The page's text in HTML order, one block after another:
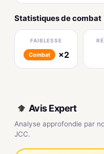
Statistiques de combat
FAIBLESSE
Combat ×2
Avis Expert
Analyse approfondie par
JCC.